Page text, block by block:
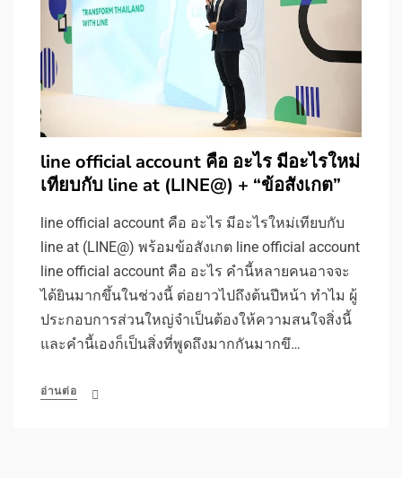
line official account คือ อะไร มีอะไรใหม่
เทียบกับ line at (LINE@) + “ข้อสังเกต”
line official account คือ อะไร มีอะไรใหม่เทียบกับ
line at (LINE@) พร้อมข้อสังเกต line official account
line official account คือ อะไร คำนี้หลายคนอาจจะ
ได้ยินมากขึ้นในช่วงนี้ ต่อยาวไปถึงต้นปีหน้า ทำไม ผู้
ประกอบการส่วนใหญ่จำเป็นต้องให้ความสนใจสิ่งนี้
และคำนี้เองก็เป็นสิ่งที่พูดถึงมากกันมากขึ…
อ่านต่อ